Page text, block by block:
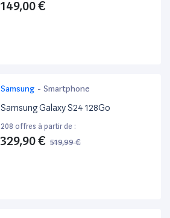
149,00 €
Samsung - Smartphone
Samsung Galaxy S24 128Go
208 offres à partir de :
329,90 € 519,99 €